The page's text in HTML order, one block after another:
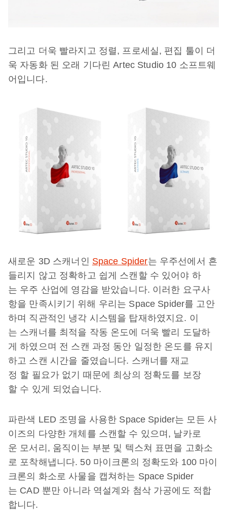
그리고 더욱 빨라지고 정렬, 프로세실, 편집 툴이 더
욱 자동화 된 오래 기다린 Artec Studio 10 소프트웨
어입니다.
새로운 3D 스캐너인 Space Spider는 우주선에서 흔
들리지 않고 정확하고 쉽게 스캔할 수 있어야 하
는 우주 산업에 영감을 받았습니다. 이러한 요구사
항을 만족시키기 위해 우리는 Space Spider를 고안
하며 직관적인 냉각 시스템을 탑재하였지요. 이
는 스캐너를 최적을 작동 온도에 더욱 빨리 도달하
게 하였으며 전 스캔 과정 동안 일정한 온도를 유지
하고 스캔 시간을 줄였습니다. 스캐너를 재교
정 할 필요가 없기 때문에 최상의 정확도를 보장
할 수 있게 되었습니다.
파란색 LED 조명을 사용한 Space Spider는 모든 사
이즈의 다양한 개체를 스캔할 수 있으며, 날카로
운 모서리, 움직이는 부분 및 텍스쳐 표면을 고화소
로 포착해냅니다. 50 마이크론의 정확도와 100 마이
크론의 화소로 사물을 캡쳐하는 Space Spider
는 CAD 뿐만 아니라 역설계와 첨삭 가공에도 적합
합니다.